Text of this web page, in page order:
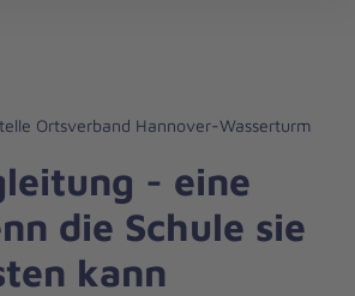
Ortsverband Hannover-Wasserturm
- eine
die Schule sie
kann